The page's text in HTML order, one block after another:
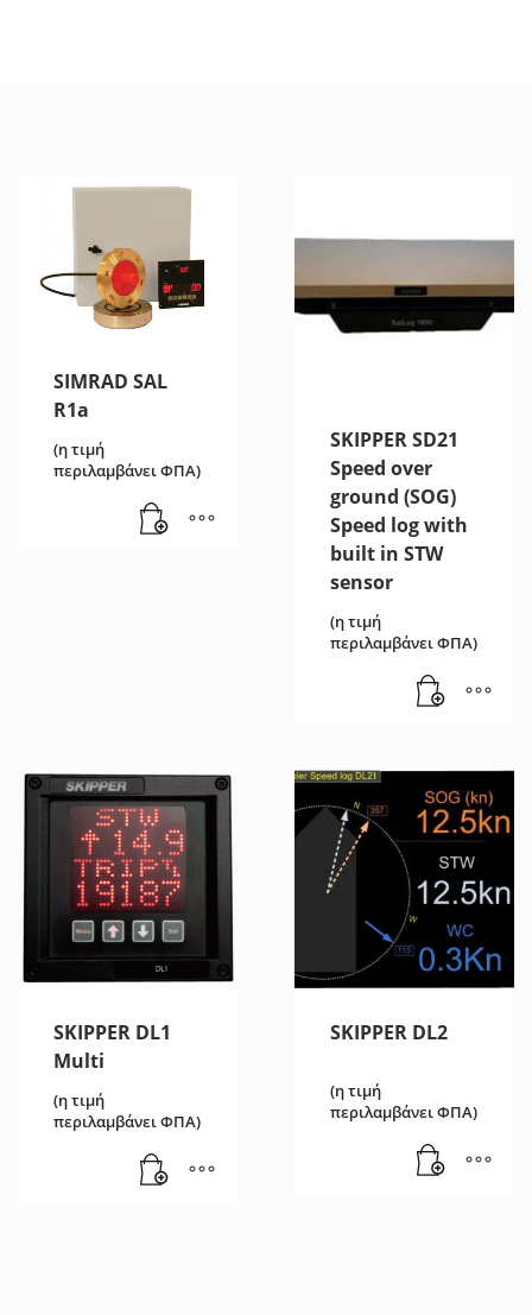
SIMRAD SAL
R1a
(η τιμή
περιλαμβάνει ΦΠΑ)
SKIPPER SD21
Speed over
ground (SOG)
Speed log with
built in STW
sensor
(η τιμή
περιλαμβάνει ΦΠΑ)
SKIPPER DL1
Multi
(η τιμή
περιλαμβάνει ΦΠΑ)
SKIPPER DL2
(η τιμή
περιλαμβάνει ΦΠΑ)